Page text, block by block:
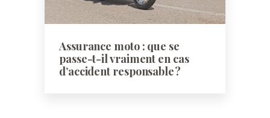
Assurance moto : que se
passe-t-il vraiment en cas
d’accident responsable ?